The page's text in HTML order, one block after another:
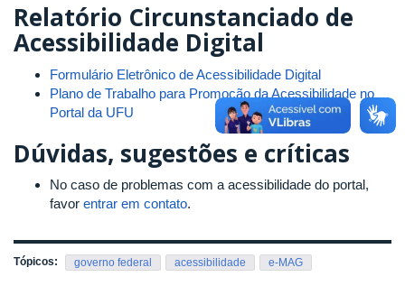
Relatório Circunstanciado de
Acessibilidade Digital
Formulário Eletrônico de Acessibilidade Digital
Plano de Trabalho para Promoção da Acessibilidade no
Portal da UFU
Dúvidas, sugestões e críticas
No caso de problemas com a acessibilidade do portal,
favor entrar em contato.
Tópicos: governo federal acessibilidade e-MAG